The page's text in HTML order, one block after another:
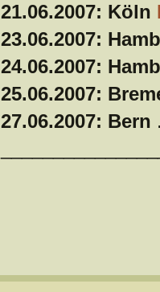
21.06.2007: Köln
23.06.2007:
24.06.2007:
25.06.2007:
27.06.2007: Bern